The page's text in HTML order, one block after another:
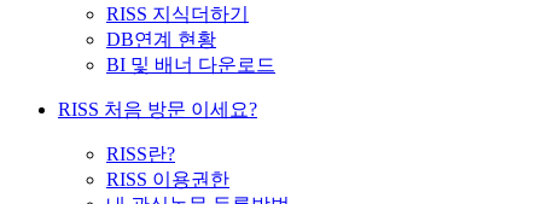
RISS 지식더하기
DB연계 현황
BI 및 배너 다운로드
RISS 처음 방문 이세요?
RISS란?
RISS 이용권한